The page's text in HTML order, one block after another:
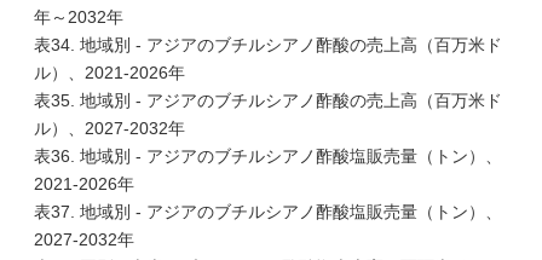
年～2032年
表34. 地域別 - アジアのブチルシアノ酢酸の売上高（百万米ド
ル）、2021-2026年
表35. 地域別 - アジアのブチルシアノ酢酸の売上高（百万米ド
ル）、2027-2032年
表36. 地域別 - アジアのブチルシアノ酢酸塩販売量（トン）、
2021-2026年
表37. 地域別 - アジアのブチルシアノ酢酸塩販売量（トン）、
2027-2032年